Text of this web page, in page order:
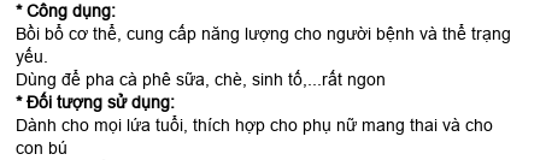
* Công dụng:
Bồi bổ cơ thể, cung cấp năng lượng cho người bệnh và thể trạng
yếu.
Dùng để pha cà phê sữa, chè, sinh tố,...rất ngon
* Đối tượng sử dụng:
Dành cho mọi lứa tuổi, thích hợp cho phụ nữ mang thai và cho
con bú